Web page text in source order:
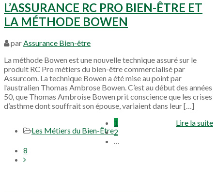
L’ASSURANCE RC PRO BIEN-ÊTRE ET
LA MÉTHODE BOWEN
parAssurance Bien-être
La méthode Bowen est une nouvelle technique assuré sur le
produit RC Pro métiers du bien-être commercialisé par
Assurcom. La technique Bowen a été mise au point par
l’australien Thomas Ambrose Bowen. C’est au début des années
50, que Thomas Ambroise Bowen prit conscience que les crises
d’asthme dont souffrait son épouse, variaient dans leur […]
Les Métiers du Bien-Être
Lire la suite
1
2
…
8